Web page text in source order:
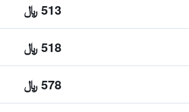
513 ﷼
518 ﷼
578 ﷼